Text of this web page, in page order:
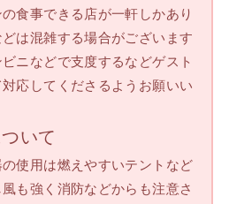
食事できる店が一軒しかあり
は混雑する場合がございます
ニなどで支度するなどゲスト
応してくださるようお願いい
いて
使用は燃えやすいテントなど
も強く消防などからも注意さ